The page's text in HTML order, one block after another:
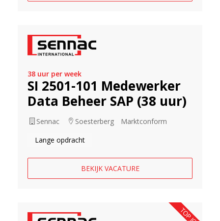
38 uur per week
SI 2501-101 Medewerker
Data Beheer SAP (38 uur)
Sennac Soesterberg
Marktconform
Lange opdracht
BEKIJK VACATURE